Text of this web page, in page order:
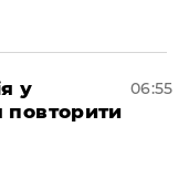
у
повторити
06:55